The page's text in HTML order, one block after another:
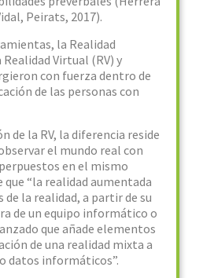
Peirats, 2017).
la Realidad
Virtual (RV) y
con fuerza dentro de
de las personas con
de la RV, la diferencia reside
el mundo real con
en el mismo
que “la realidad aumentada
la realidad, a partir de su
de un equipo informático o
que añade elementos
de una realidad mixta a
datos informáticos”.